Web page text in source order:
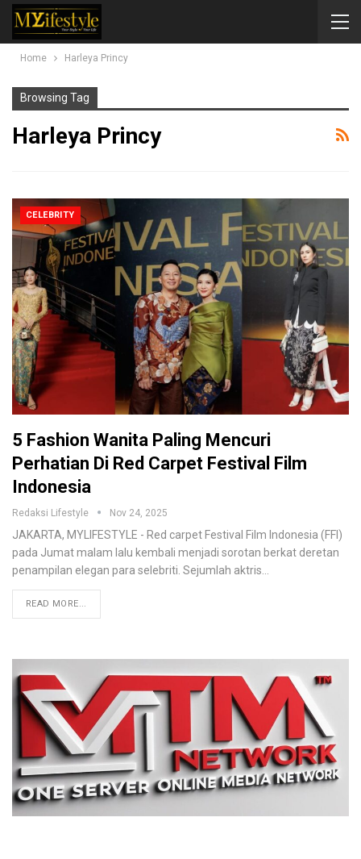
Home Harleya Princy
Browsing Tag
Harleya Princy
CELEBRITY
5 Fashion Wanita Paling Mencuri
Perhatian Di Red Carpet Festival Film
Indonesia
Redaksi Lifestyle Nov 24, 2025
JAKARTA, MYLIFESTYLE - Red carpet Festival Film Indonesia (FFI)
pada Jumat malam lalu kembali menjadi sorotan berkat deretan
penampilan elegan para selebriti. Sejumlah aktris
READ MORE...